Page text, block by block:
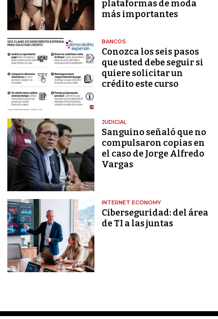
plataformas de moda
más importantes
BANCOS
Conozca los seis pasos
que usted debe seguir si
quiere solicitar un
crédito este curso
JUDICIAL
Sanguino señaló que no
compulsaron copias en
el caso de Jorge Alfredo
Vargas
INTERNET ECONOMY
Ciberseguridad: del área
de TI a las juntas